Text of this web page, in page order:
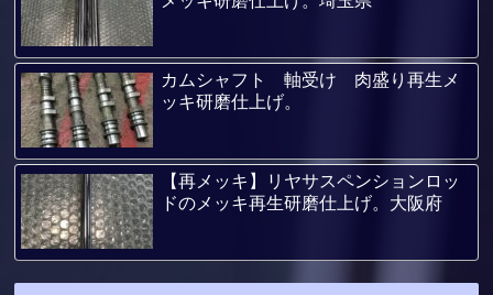
カムシャフト 軸受け 肉盛り再生メ
ッキ研磨仕上げ。
【再メッキ】リヤサスペンションロッ
ドのメッキ再生研磨仕上げ。大阪府